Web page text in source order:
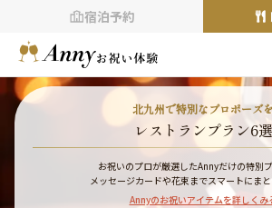
宿泊予約
お気に入りプラン
お気に入りの登録があ
プランの をクリックす
お気に入りに追加できま
北九州で特別なプロポーズを
レストランプラン6選
お祝いのプロが厳選したAnnyだけの特別
メッセージカードや花束までスマートにまと
Annyのお祝いアイテムを詳しくみ